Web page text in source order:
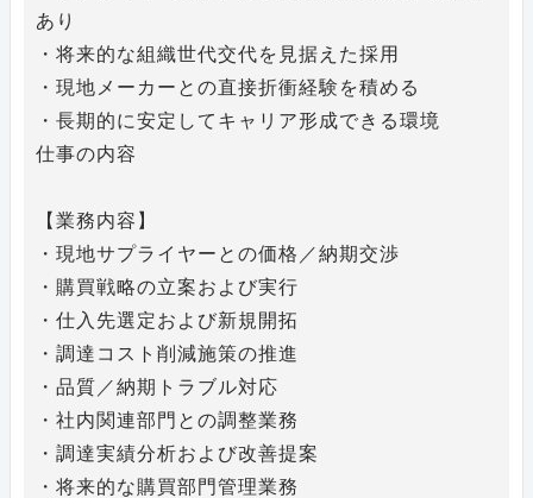
あり
・将来的な組織世代交代を見据えた採用
・現地メーカーとの直接折衝経験を積める
・長期的に安定してキャリア形成できる環境
仕事の内容
【業務内容】
・現地サプライヤーとの価格／納期交渉
・購買戦略の立案および実行
・仕入先選定および新規開拓
・調達コスト削減施策の推進
・品質／納期トラブル対応
・社内関連部門との調整業務
・調達実績分析および改善提案
・将来的な購買部門管理業務